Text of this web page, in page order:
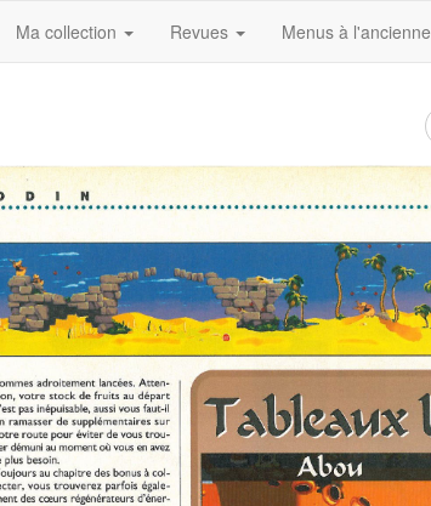
Ma collection Revues Menus à l'ancienne